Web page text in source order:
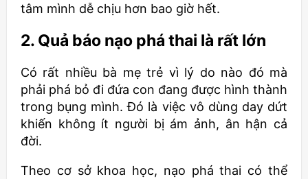
tâm mình dễ chịu hơn bao giờ hết.
2. Quả báo nạo phá thai là rất lớn
Có rất nhiều bà mẹ trẻ vì lý do nào đó mà
phải phá bỏ đi đứa con đang được hình thành
trong bụng mình. Đó là việc vô dùng day dứt
khiến không ít người bị ám ảnh, ân hận cả
đời.
Theo cơ sở khoa học, nạo phá thai có thể